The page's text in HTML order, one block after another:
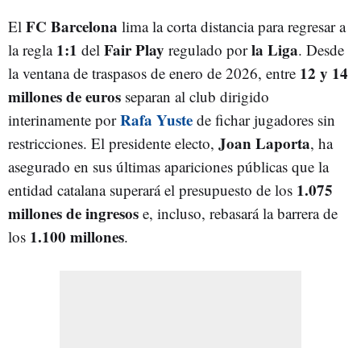
El FC Barcelona lima la corta distancia para regresar a
la regla 1:1 del Fair Play regulado porla Liga. Desde
la ventana de traspasos de enero de 2026, entre 12 y 14
millones de euros separan al club dirigido
interinamente porRafa Yuste de fichar jugadores sin
restricciones. El presidente electo, Joan Laporta, ha
asegurado en sus últimas apariciones públicas que la
entidad catalana superará el presupuesto de los 1.075
millones de ingresos e, incluso, rebasará la barrera de
los 1.100 millones.